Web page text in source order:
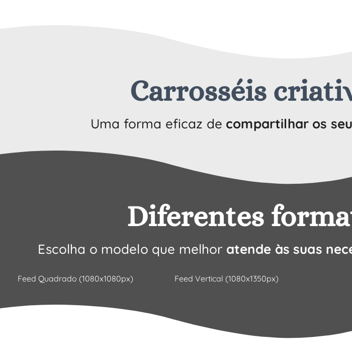
Carrosséis
Uma forma eficaz de compartilhar os
Diferentes
Escolha o modelo que melhor atende às suas
Feed Quadrado (1080x1080px) Feed Vertical (1080x1350px)